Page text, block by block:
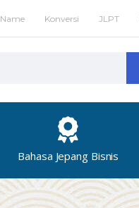
Konversi JLPT
Bahasa Jepang Bisnis